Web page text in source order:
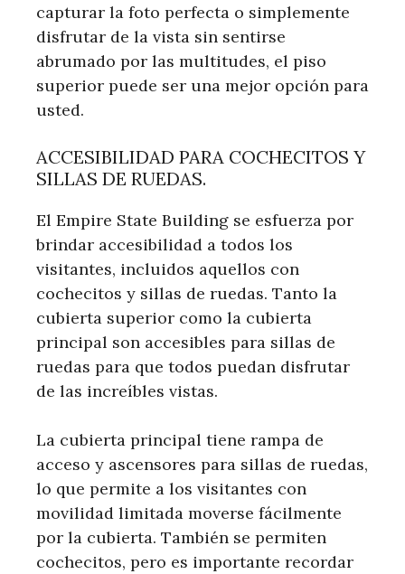
capturar la foto perfecta o simplemente
disfrutar de la vista sin sentirse
abrumado por las multitudes, el piso
superior puede ser una mejor opción para
usted.
ACCESIBILIDAD PARA COCHECITOS Y
SILLAS DE RUEDAS.
El Empire State Building se esfuerza por
brindar accesibilidad a todos los
visitantes, incluidos aquellos con
cochecitos y sillas de ruedas. Tanto la
cubierta superior como la cubierta
principal son accesibles para sillas de
ruedas para que todos puedan disfrutar
de las increíbles vistas.
La cubierta principal tiene rampa de
acceso y ascensores para sillas de ruedas,
lo que permite a los visitantes con
movilidad limitada moverse fácilmente
por la cubierta. También se permiten
cochecitos, pero es importante recordar